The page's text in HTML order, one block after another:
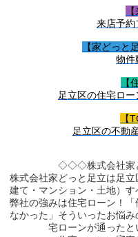
来店予約
【家どっと
物件
【
足立区の住宅ロ
【
足立区の不動
◇◇◇株式会社家
株式会社家どっと足立は足
建て・マンション・土地）す
弊社の強みは住宅ローン！
なかった」そういったお悩
宅ローンが通ったと